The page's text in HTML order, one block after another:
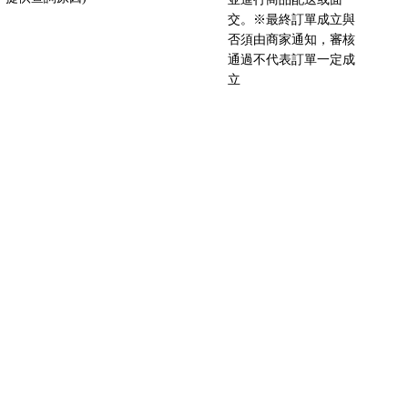
交。※最終訂單成立與
否須由商家通知，審核
通過不代表訂單一定成
立